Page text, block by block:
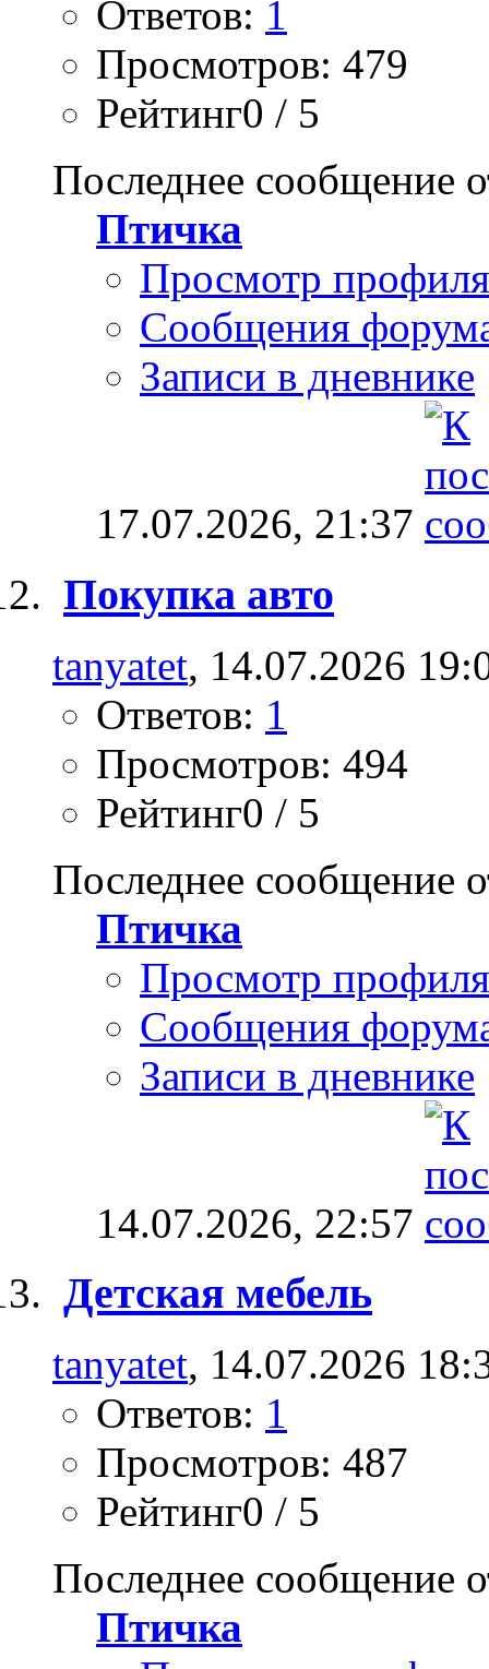
Ответов: 1
Просмотров: 479
Рейтинг0 / 5
Последнее сообщение
Птичка
Просмотр профиля
Сообщения
Записи в дневнике
17.07.2026, 21:37
Покупка авто
tanyatet, 14.07.2026
Ответов: 1
Просмотров: 494
Рейтинг0 / 5
Последнее сообщение
Птичка
Просмотр профиля
Сообщения
Записи в дневнике
14.07.2026, 22:57
Детская мебель
tanyatet, 14.07.2026
Ответов: 1
Просмотров: 487
Рейтинг0 / 5
Последнее сообщение
Птичка